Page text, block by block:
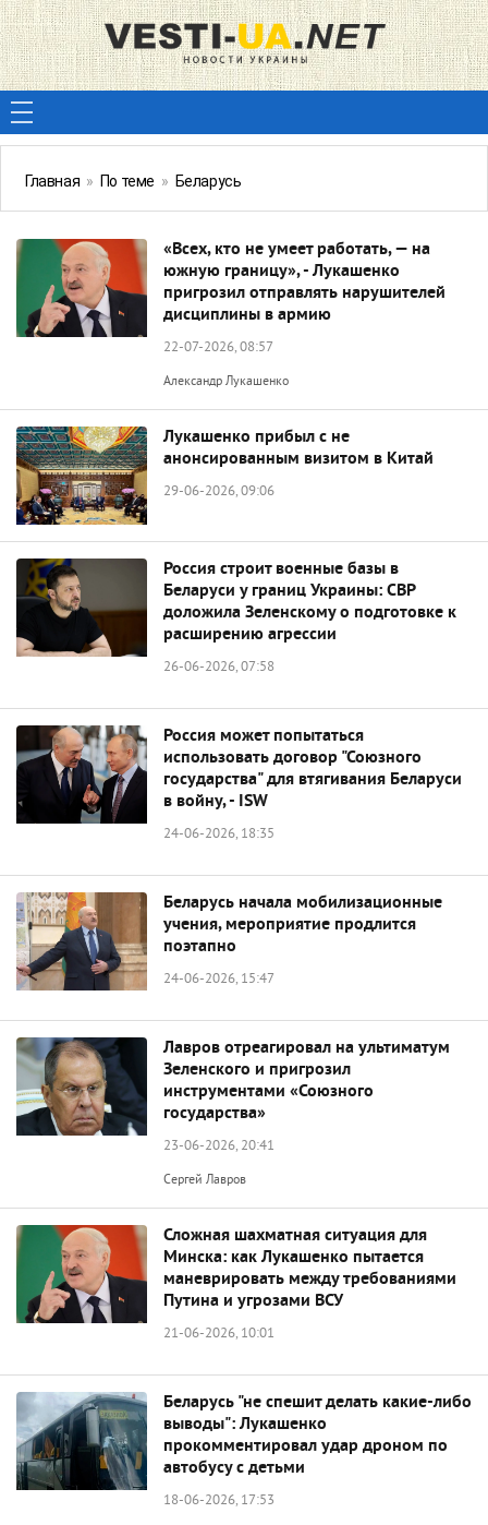
Главная » По теме » Беларусь
«Всех, кто не умеет работать, — на
южную границу», - Лукашенко
пригрозил отправлять нарушителей
дисциплины в армию
22-07-2026, 08:57
Александр Лукашенко
Лукашенко прибыл с не
анонсированным визитом в Китай
29-06-2026, 09:06
Россия строит военные базы в
Беларуси у границ Украины: СВР
доложила Зеленскому о подготовке к
расширению агрессии
26-06-2026, 07:58
Россия может попытаться
использовать договор "Союзного
государства" для втягивания Беларуси
в войну, - ISW
24-06-2026, 18:35
Беларусь начала мобилизационные
учения, мероприятие продлится
поэтапно
24-06-2026, 15:47
Лавров отреагировал на ультиматум
Зеленского и пригрозил
инструментами «Союзного
государства»
23-06-2026, 20:41
Сергей Лавров
Сложная шахматная ситуация для
Минска: как Лукашенко пытается
маневрировать между требованиями
Путина и угрозами ВСУ
21-06-2026, 10:01
Беларусь "не спешит делать какие-либо
выводы": Лукашенко
прокомментировал удар дроном по
автобусу с детьми
18-06-2026, 17:53